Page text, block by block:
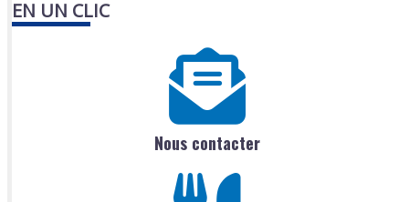
EN UN CLIC
Nous contacter